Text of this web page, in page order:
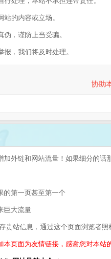
的内容或立场。
，谨防上当受骗。
，我们将及时处理。
协助
外链和网站流量！如果细分的话
的第一页甚至第一个
巨大流量
贵站信息，通过这个页面浏览者照
页面为友情链接，感谢您对本站